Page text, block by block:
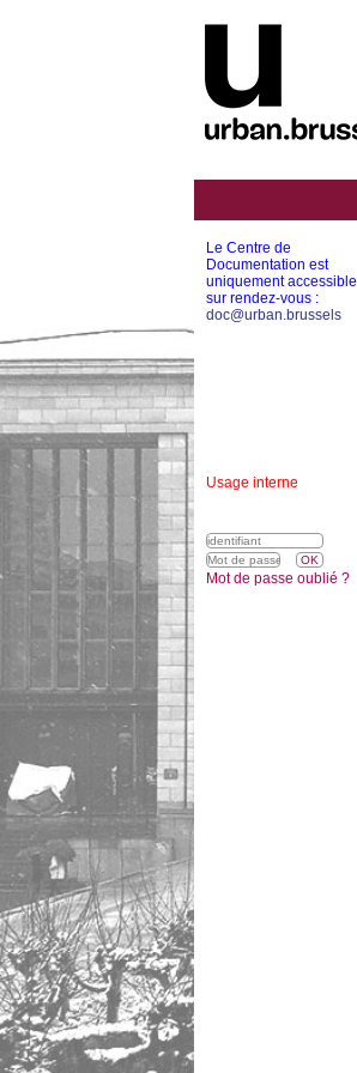
Le Centre de
Documentation est
uniquement accessible
sur rendez-vous :
doc@urban.brussels
Usage interne
Mot de passe oublié ?